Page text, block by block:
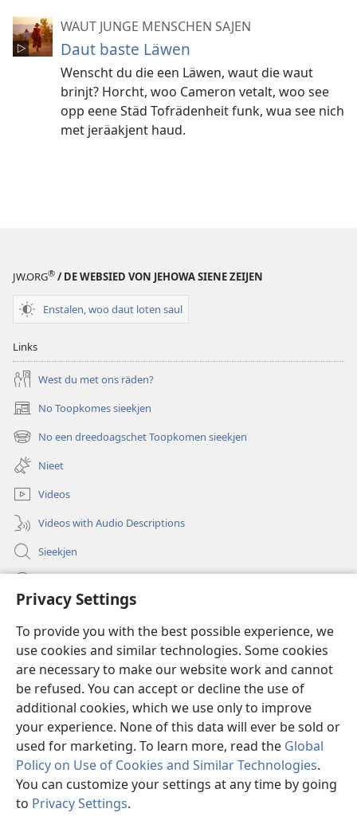
Privacy Settings
To provide you with the best possible experience, we
use cookies and similar technologies. Some cookies
are necessary to make our website work and cannot
be refused. You can accept or decline the use of
additional cookies, which we use only to improve
your experience. None of this data will ever be sold or
used for marketing. To learn more, read the Global
Policy on Use of Cookies and Similar Technologies.
You can customize your settings at any time by going
to Privacy Settings.
WAUT JUNGE MENSCHEN SAJEN
Daut baste Läwen
Wenscht du die een Läwen, waut die waut
brinjt? Horcht, woo Cameron vetalt, woo see
opp eene Städ Tofrädenheit funk, wua see nich
met jeräakjent haud.
JW.ORG® / DE WEBSIED VON JEHOWA SIENE ZEIJEN
Enstalen, woo daut loten saul
Links
West du met ons räden?
No Toopkomes sieekjen
(opens
new
window)
No een dreedoagschet Toopkomen sieekjen
(opens
new
window)
Nieet
Videos
Videos with Audio Descriptions
Sieekjen
(opens
window)Woaktorm ONLINE-BIBLIOTÄKJ™
(opens
new
window)JW Hub ®
(opens
new
window)
Copyright© 2026 Watch Tower Bible and Tract Society of Pennsylvania.
RÄAJLEN UN RECHTLIENJES TOOM DISE SIED BRUCKEN
DIENE AUNGOWEN